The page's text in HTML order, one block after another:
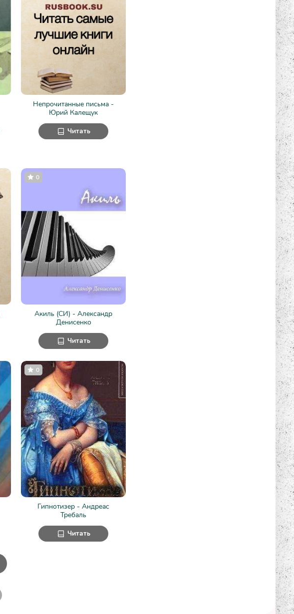
Непрочитанные письма -
Юрий Калещук
Читать
Акиль (СИ) - Александр
Денисенко
0
Читать
Гипнотизер - Андреас
Требаль
0
Читать